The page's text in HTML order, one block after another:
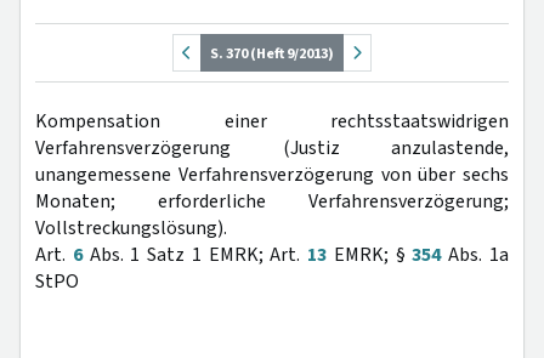
S. 370 (Heft 9/2013)
Kompensation einer rechtsstaatswidrigen
Verfahrensverzögerung (Justiz anzulastende,
unangemessene Verfahrensverzögerung von über sechs
Monaten; erforderliche Verfahrensverzögerung;
Vollstreckungslösung).
Art. 6Abs. 1 Satz 1 EMRK; Art. 13 EMRK; §354Abs. 1a
StPO